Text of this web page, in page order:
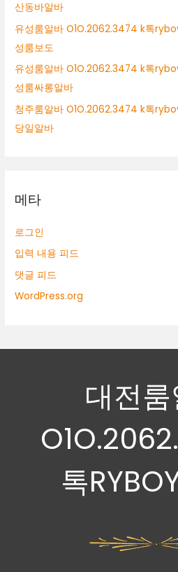
산동바알바
유성룸알바 O1O.2062.3474 k톡
성룸보도
유성룸알바 O1O.2062.3474 k톡
성룸싸롱알바
청주룸알바 O1O.2062.3474 k톡
당일알바
메타
로그인
입력 내용 피드
댓글 피드
WordPress.org
대전
톡